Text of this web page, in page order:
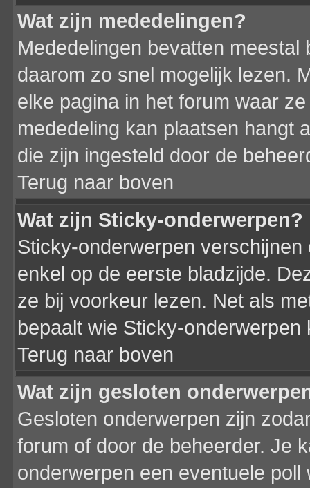
Wat zijn mededelingen?
Mededelingen bevatten
daarom zo snel mogelijk lezen.
elke pagina in het forum waar
mededeling kan plaatsen hangt
die zijn ingesteld door de
Terug naar boven
Wat zijn Sticky-onderwerpen?
Sticky-onderwerpen
enkel op de eerste bladzijde.
ze bij voorkeur lezen. Net als
bepaalt wie Sticky-
Terug naar boven
Wat zijn gesloten
Gesloten onderwerpen zijn
forum of door de beheerder. Je
onderwerpen een eventuele